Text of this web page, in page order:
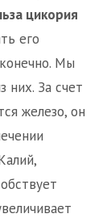
цикория
его
Мы
них. За счет
железо, он